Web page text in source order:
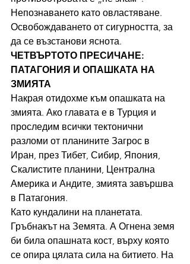
Непознаването като овластяване.
Освобождаването от сигурността, за
да се възстанови яснота.
ЧЕТВЪРТОТО ПРЕСИЧАНЕ:
ПАТАГОНИЯ И ОПАШКАТА НА
ЗМИЯТА
Накрая отидохме към опашката на
змията. Ако главата е в Турция и
проследим всички тектонични
разломи от планините Загрос в
Иран, през Тибет, Сибир, Япония,
Скалистите планини, Централна
Америка и Андите, змията завършва
в Патагония.
Като кундалини на планетата.
Гръбнакът на Земята. А Огнена земя
би била опашната кост, върху която
се опира цялата сила на битието. На